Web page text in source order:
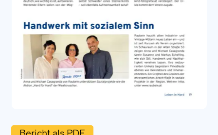
Kontakt
Wir stehen Ihnen gerne bei Fragen oder
Wünschen persönlich zur Verfügung.
Kontaktieren Sie uns
Alarmierung
Krankenhäusern zur Verfügung. Betroffene